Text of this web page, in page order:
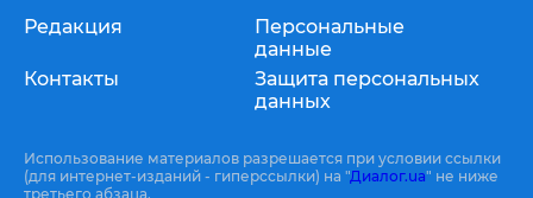
Редакция
Контакты
Персональные
данные
Защита персональных
данных
Использование материалов разрешается при условии ссылки
(для интернет-изданий - гиперссылки) на "Диалог.ua" не ниже
третьего абзаца.